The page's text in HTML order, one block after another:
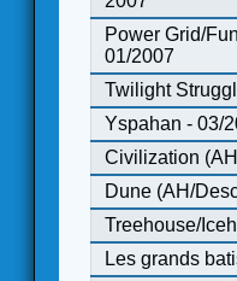
Power Grid/
01/2007
Twilight
Yspahan - 03/
Civilization
Dune (AH/
Treehouse/
Les grands